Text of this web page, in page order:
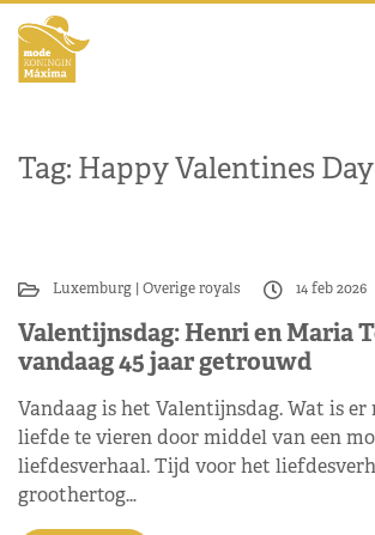
Tag: Happy Valentines Day
Luxemburg Overige royals 14 feb 2026
Valentijnsdag: Henri en Maria
vandaag 45 jaar getrouwd
Vandaag is het Valentijnsdag. Wat is er
liefde te vieren door middel van een
liefdesverhaal. Tijd voor het
groothertog…